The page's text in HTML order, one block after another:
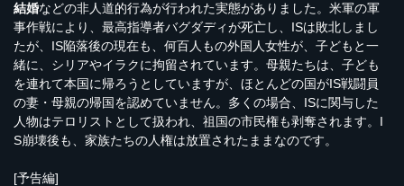
結婚などの非人道的行為が行われた実態がありました。米軍の軍
事作戦により、最高指導者バグダディが死亡し、ISは敗北しまし
たが、IS陥落後の現在も、何百人もの外国人女性が、子どもと一
緒に、シリアやイラクに拘留されています。母親たちは、子ども
を連れて本国に帰ろうとしていますが、ほとんどの国がIS戦闘員
の妻・母親の帰国を認めていません。多くの場合、ISに関与した
人物はテロリストとして扱われ、祖国の市民権も剥奪されます。I
S崩壊後も、家族たちの人権は放置されたままなのです。
[予告編]